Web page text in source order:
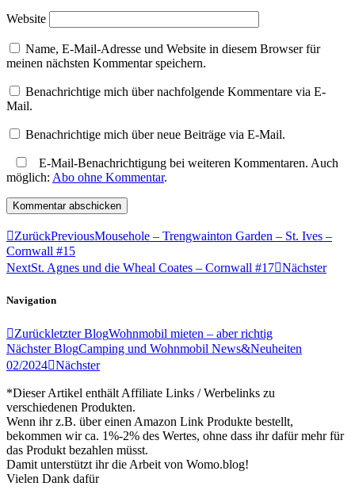
Website
Name, E-Mail-Adresse und Website in diesem Browser für
meinen nächsten Kommentar speichern.
Benachrichtige mich über nachfolgende Kommentare via E-
Mail.
Benachrichtige mich über neue Beiträge via E-Mail.
E-Mail-Benachrichtigung bei weiteren Kommentaren. Auch
möglich: Abo ohne Kommentar.
ZurückPreviousMousehole – Trengwainton Garden – St. Ives –
Cornwall #15
NextSt. Agnes und die Wheal Coates – Cornwall #17 Nächster
Navigation
Zurückletzter BlogWohnmobil mieten – aber richtig
Nächster BlogCamping und Wohnmobil News&Neuheiten
02/2024 Nächster
*Dieser Artikel enthält Affiliate Links / Werbelinks zu
verschiedenen Produkten.
Wenn ihr z.B. über einen Amazon Link Produkte bestellt,
bekommen wir ca. 1%-2% des Wertes, ohne dass ihr dafür mehr für
das Produkt bezahlen müsst.
Damit unterstützt ihr die Arbeit von Womo.blog!
Vielen Dank dafür